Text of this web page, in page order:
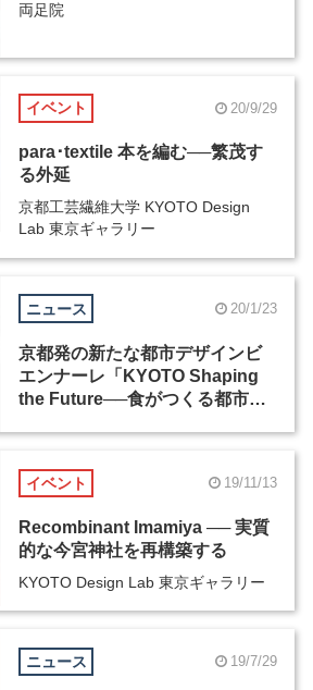
両足院
イベント 20/9/29
para･textile 本を編む──繁茂す
る外延
京都工芸繊維大学 KYOTO Design
Lab 東京ギャラリー
ニュース 20/1/23
京都発の新たな都市デザインビ
エンナーレ「KYOTO Shaping
the Future──食がつくる都市」
イベント 19/11/13
Recombinant Imamiya ── 実質
的な今宮神社を再構築する
KYOTO Design Lab 東京ギャラリー
ニュース 19/7/29